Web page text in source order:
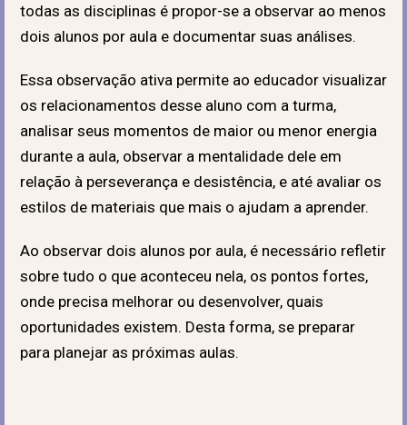
todas as disciplinas é propor-se a observar ao menos
dois alunos por aula e documentar suas análises.
Essa observação ativa permite ao educador visualizar
os relacionamentos desse aluno com a turma,
analisar seus momentos de maior ou menor energia
durante a aula, observar a mentalidade dele em
relação à perseverança e desistência, e até avaliar os
estilos de materiais que mais o ajudam a aprender.
Ao observar dois alunos por aula, é necessário refletir
sobre tudo o que aconteceu nela, os pontos fortes,
onde precisa melhorar ou desenvolver, quais
oportunidades existem. Desta forma, se preparar
para planejar as próximas aulas.